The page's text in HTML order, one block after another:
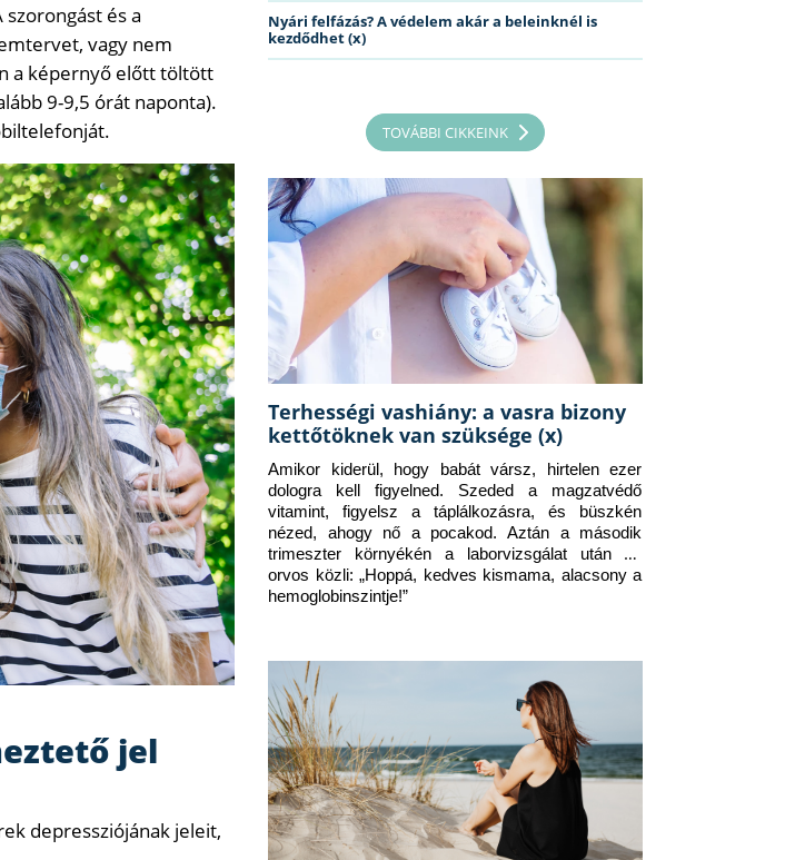
és a
vagy nem
a képernyő előtt töltött
9-9,5 órát naponta).
jel
depressziójának jeleit,
Nyári felfázás? A védelem akár a beleinknél is
kezdődhet (x)
TOVÁBBI CIKKEINK
Terhességi vashiány: a vasra bizony
kettőtöknek van szüksége (x)
Amikor kiderül, hogy babát vársz, hirtelen ezer
dologra kell figyelned. Szeded a magzatvédő
vitamint, figyelsz a táplálkozásra, és büszkén
nézed, ahogy nő a pocakod. Aztán a második
trimeszter környékén a laborvizsgálat után az
orvos közli: „Hoppá, kedves kismama, alacsony a
hemoglobinszintje!”